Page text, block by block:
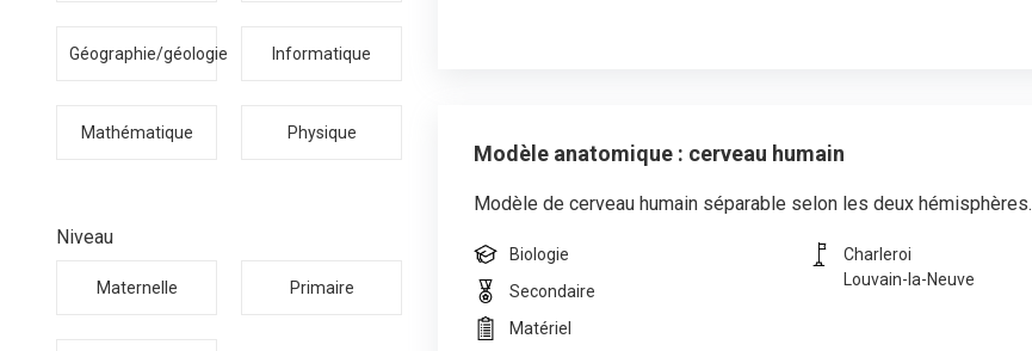
Géographie/géologie Informatique
Mathématique Physique
Niveau
Maternelle Primaire
Modèle anatomique : cerveau humain
Modèle de cerveau humain séparable selon les deux hémisphères.
Biologie
Secondaire
Matériel
Charleroi
Louvain-la-Neuve